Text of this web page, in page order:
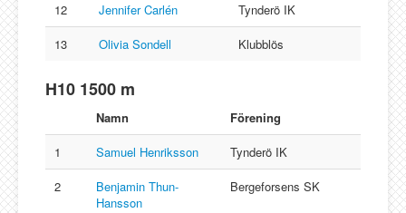
12
Jennifer Carlén
Tynderö IK
13
Olivia Sondell Klubblös
H10 1500 m
Namn
Förening
1
Samuel Henriksson
Tynderö IK
2
Benjamin Thun-
Hansson
Bergeforsens SK